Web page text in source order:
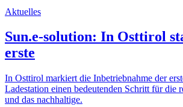
Aktuelles
Sun.e-solution: In Osttirol
erste
In Osttirol markiert die Inbetriebnahme der
Ladestation einen bedeutenden Schritt für die
und das nachhaltige.